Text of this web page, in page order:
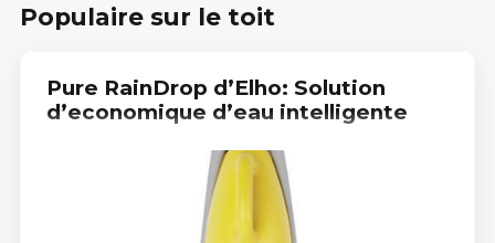
Populaire sur le toit
Pure RainDrop d’Elho: Solution
d’economique d’eau intelligente